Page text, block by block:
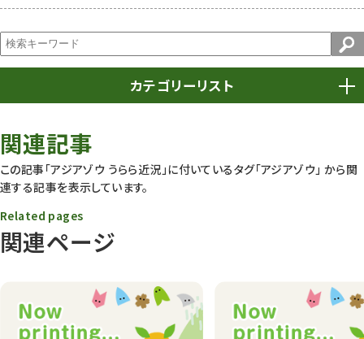
カテゴリーリスト
動物園
動物園長のZooコラム
動物園その他
407
植物園長の庭
関連記事
この記事「アジアゾウ うらら近況」に付いているタグ「アジアゾウ」 から関
連する記事を表示しています。
関連ページ
Related pages